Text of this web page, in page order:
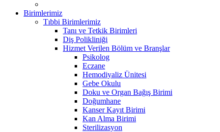
Birimlerimiz
Tıbbi Birimlerimiz
Tanı ve Tetkik Birimleri
Diş Polikliniği
Hizmet Verilen Bölüm ve Branşlar
Psikolog
Eczane
Hemodiyaliz Ünitesi
Gebe Okulu
Doku ve Organ Bağış Birimi
Doğumhane
Kanser Kayıt Birimi
Kan Alma Birimi
Sterilizasyon